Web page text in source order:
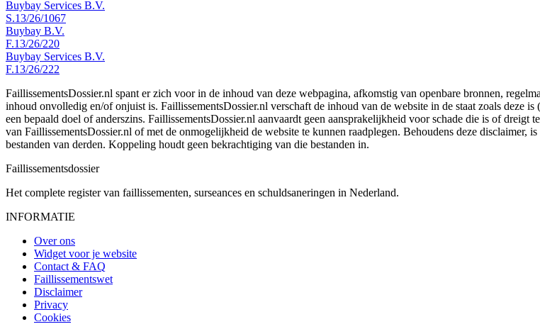
Buybay Services B.V.
S.13/26/1067
Buybay B.V.
F.13/26/220
Buybay Services B.V.
F.13/26/222
FaillissementsDossier.nl spant er zich voor in de inhoud van deze webpagina, afkomstig van openbare bronnen,
inhoud onvolledig en/of onjuist is. FaillissementsDossier.nl verschaft de inhoud van de website in de staat zoals
een bepaald doel of anderszins. FaillissementsDossier.nl aanvaardt geen aansprakelijkheid voor schade die is of
van FaillissementsDossier.nl of met de onmogelijkheid de website te kunnen raadplegen. Behoudens deze
bestanden van derden. Koppeling houdt geen bekrachtiging van die bestanden in.
Faillissementsdossier
Het complete register van faillissementen, surseances en schuldsaneringen in Nederland.
INFORMATIE
Over ons
Widget voor je website
Contact & FAQ
Faillissementswet
Disclaimer
Privacy
Cookies